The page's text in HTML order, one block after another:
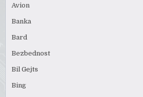
Avion
Banka
Bard
Bezbednost
Bil Gejts
Bing